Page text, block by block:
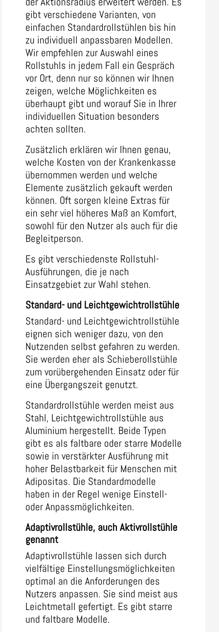
gibt verschiedene Varianten, von
einfachen Standardrollstühlen bis hin
zu individuell anpassbaren Modellen.
Wir empfehlen zur Auswahl eines
Rollstuhls in jedem Fall ein Gespräch
vor Ort, denn nur so können wir Ihnen
zeigen, welche Möglichkeiten es
überhaupt gibt und worauf Sie in Ihrer
individuellen Situation besonders
achten sollten.
Zusätzlich erklären wir Ihnen genau,
welche Kosten von der Krankenkasse
übernommen werden und welche
Elemente zusätzlich gekauft werden
können. Oft sorgen kleine Extras für
ein sehr viel höheres Maß an Komfort,
sowohl für den Nutzer als auch für die
Begleitperson.
Es gibt verschiedenste Rollstuhl-
Ausführungen, die je nach
Einsatzgebiet zur Wahl stehen.
Standard- und Leichtgewichtrollstühle
Standard- und Leichtgewichtrollstühle
eignen sich weniger dazu, von den
Nutzenden selbst gefahren zu werden.
Sie werden eher als Schieberollstühle
zum vorübergehenden Einsatz oder für
eine Übergangszeit genutzt.
Standardrollstühle werden meist aus
Stahl, Leichtgewichtrollstühle aus
Aluminium hergestellt. Beide Typen
gibt es als faltbare oder starre Modelle
sowie in verstärkter Ausführung mit
hoher Belastbarkeit für Menschen mit
Adipositas. Die Standardmodelle
haben in der Regel wenige Einstell-
oder Anpassmöglichkeiten.
Adaptivrollstühle, auch Aktivrollstühle
genannt
Adaptivrollstühle lassen sich durch
vielfältige Einstellungsmöglichkeiten
optimal an die Anforderungen des
Nutzers anpassen. Sie sind meist aus
Leichtmetall gefertigt. Es gibt starre
und faltbare Modelle.